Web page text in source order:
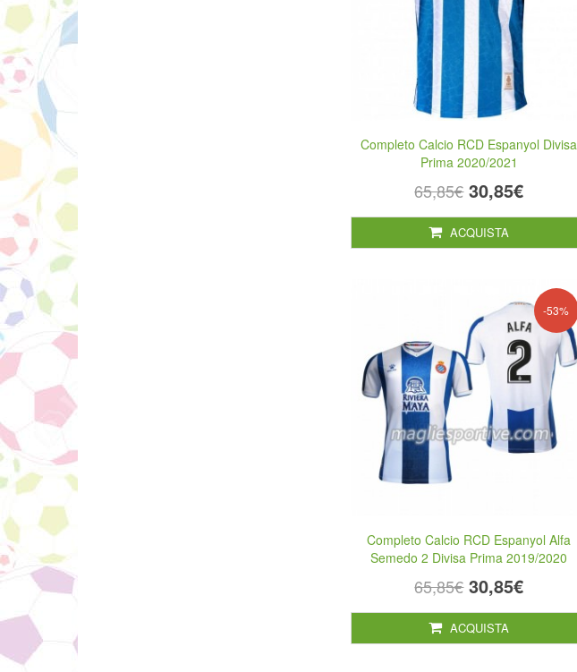
Completo Calcio RCD Espanyol Divisa
Prima 2020/2021
65,85€ 30,85€
ACQUISTA
-53%
Completo Calcio RCD Espanyol Alfa
Semedo 2 Divisa Prima 2019/2020
65,85€ 30,85€
ACQUISTA